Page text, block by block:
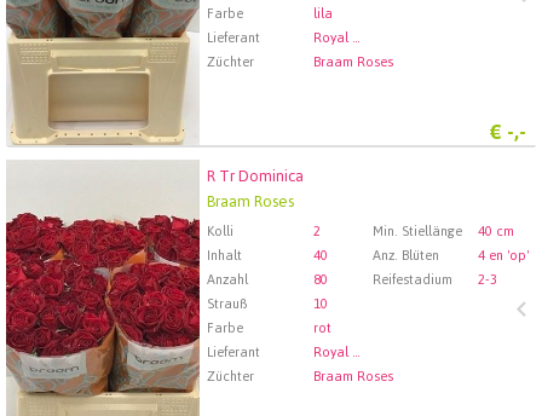
Farbe
lila
Lieferant
Royal FloraHolland Aalsmeer
Züchter
Braam Roses
€ -,-
R Tr Dominica
Braam Roses
Kolli 2 Min. Stiellänge
40 cm
Inhalt
40 Anz. Blüten
4 en 'op'
Anzahl
80 Reifestadium
2-3
Strauß
10
Farbe
rot
Lieferant
Royal FloraHolland Aalsmeer
Züchter
Braam Roses
Wählen Sie zuerst ein Abfartdatum.